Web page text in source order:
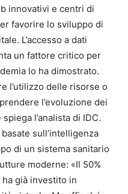
innovativi e centri di
favorire lo sviluppo di
L’accesso a dati
un fattore critico per
lo ha dimostrato.
l’utilizzo delle risorse o
l’evoluzione dei
l’analista di IDC.
sull’intelligenza
di un sistema sanitario
moderne: «Il 50%
già investito in